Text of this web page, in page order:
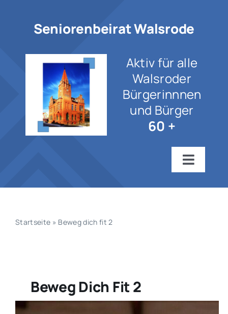
springenSeniorenbeirat Walsrode
Aktiv für alle
Walsroder
Bürgerinnnen
und Bürger
60 +
Toggle
Startseite
Wir über uns
Veranstaltungen
Startseite » Beweg dich fit 2
Beweg Dich Fit 2